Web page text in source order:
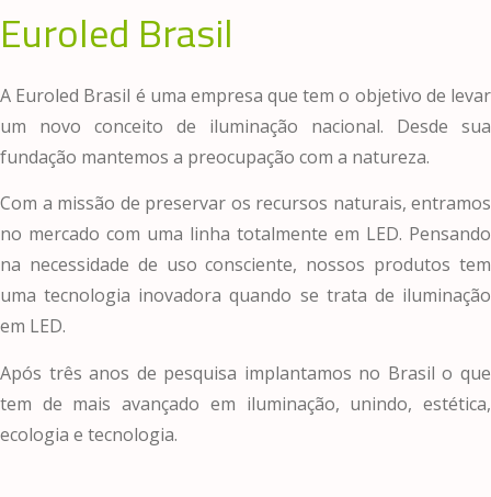
Euroled Brasil
A Euroled Brasil é uma empresa que tem o objetivo de levar
um novo conceito de iluminação nacional. Desde sua
fundação mantemos a preocupação com a natureza.
Com a missão de preservar os recursos naturais, entramos
no mercado com uma linha totalmente em LED. Pensando
na necessidade de uso consciente, nossos produtos tem
uma tecnologia inovadora quando se trata de iluminação
em LED.
Após três anos de pesquisa implantamos no Brasil o que
tem de mais avançado em iluminação, unindo, estética,
ecologia e tecnologia.